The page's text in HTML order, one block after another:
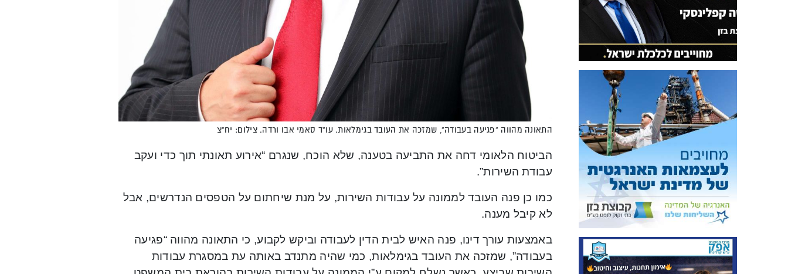
התאונה מהווה “פגיעה בעבודה”, שמזכה את העובד בגימלאות. עו”ד סאמי אבו ורדה. צילום: יח”צ
הביטוח הלאומי דחה את התביעה בטענה, שלא הוכח, שנגרם “אירוע תאונתי תוך כדי ועקב
עבודת השירות”.
כמו כן פנה העובד לממונה על עבודות השירות, על מנת שיחתום על הטפסים הנדרשים, אבל
לא קיבל מענה.
באמצעות עורך דינו, פנה האיש לבית הדין לעבודה וביקש לקבוע, כי התאונה מהווה “פגיעה
בעבודה”, שמזכה את העובד בגימלאות, כמי שהיה מתנדב באותה עת במסגרת עבודות